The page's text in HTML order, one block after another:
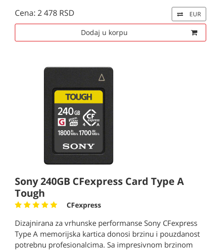
Cena: 2 478 RSD EUR
Dodaj u korpu
Sony 240GB CFexpress Card Type A
Tough
CFexpress
Dizajnirana za vrhunske performanse Sony CFexpress
Type A memorijska kartica donosi brzinu i pouzdanost
potrebnu profesionalcima. Sa impresivnom brzinom